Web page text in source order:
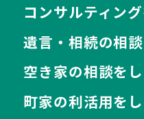
コンサルティン
遺言・相続の相
空き家の相談を
町家の利活用を